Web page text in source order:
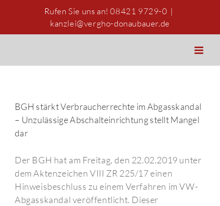
springen
Rufen Sie uns an! 08421 9729-0 |
kanzlei@vergho-donaubauer.de
BGH stärkt Verbraucherrechte im Abgasskandal
– Unzulässige Abschalteinrichtung stellt Mangel
dar
Der BGH hat am Freitag, den 22.02.2019 unter
dem Aktenzeichen VIII ZR 225/17 einen
Hinweisbeschluss zu einem Verfahren im VW-
Abgasskandal veröffentlicht. Dieser